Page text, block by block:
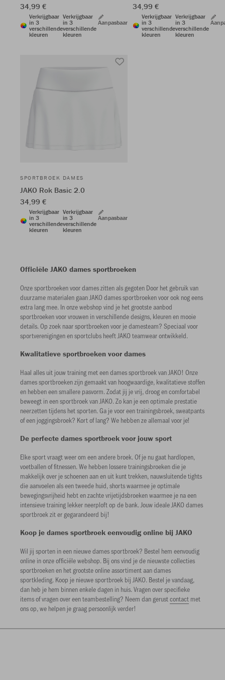
34,99 €
Verkrijgbaar
in 3
verschillende
kleuren
Verkrijgbaar
in 3
verschillende
kleuren
Aanpasbaar
34,99 €
Verkrijgbaar
in 3
verschillende
kleuren
Verkrijgbaar
in 3
verschillende
kleuren
SPORTBROEK DAMES
JAKO Rok Basic 2.0
34,99 €
Verkrijgbaar
in 3
verschillende
kleuren
Verkrijgbaar
in 3
verschillende
kleuren
Aanpasbaar
Officiële JAKO dames sportbroeken
Onze sportbroeken voor dames zitten als gegoten Door het gebruik van
duurzame materialen gaan JAKO dames sportbroeken voor ook nog eens
extra lang mee. In onze webshop vind je het grootste aanbod
sportbroeken voor vrouwen in verschillende designs, kleuren en mooie
details. Op zoek naar sportbroeken voor je damesteam? Speciaal voor
sportverenigingen en sportclubs heeft JAKO teamwear ontwikkeld.
Kwalitatieve sportbroeken voor dames
Haal alles uit jouw training met een dames sportbroek van JAKO! Onze
dames sportbroeken zijn gemaakt van hoogwaardige, kwalitatieve stoffen
en hebben een smallere pasvorm. Zodat jij je vrij, droog en comfortabel
beweegt in een sportbroek van JAKO. Zo kan je een optimale prestatie
neerzetten tijdens het sporten. Ga je voor een trainingsbroek, sweatpants
of een joggingsbroek? Kort of lang? We hebben ze allemaal voor je!
De perfecte dames sportbroek voor jouw sport
Elke sport vraagt weer om een andere broek. Of je nu gaat hardlopen,
voetballen of fitnessen. We hebben lossere trainingsbroeken die je
makkelijk over je schoenen aan en uit kunt trekken, nauwsluitende tights
die aanvoelen als een tweede huid, shorts waarmee je optimale
bewegingsvrijheid hebt en zachte vrijetijdsbroeken waarmee je na een
intensieve training lekker neerploft op de bank. Jouw ideale JAKO dames
sportbroek zit er gegarandeerd bij!
Koop je dames sportbroek eenvoudig online bij JAKO
Wil jij sporten in een nieuwe dames sportbroek? Bestel hem eenvoudig
online in onze officiële webshop. Bij ons vind je de nieuwste collecties
sportbroeken en het grootste online assortiment aan dames
sportkleding. Koop je nieuwe sportbroek bij JAKO. Bestel je vandaag,
dan heb je hem binnen enkele dagen in huis. Vragen over specifieke
items of vragen over een teambestelling? Neem dan gerustcontact met
ons op, we helpen je graag persoonlijk verder!